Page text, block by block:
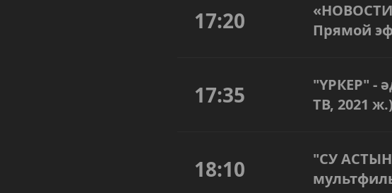
17:20
Прямой
17:35
"ҮРКЕР" -
ТВ, 2021 ж.)
18:10
"СУ